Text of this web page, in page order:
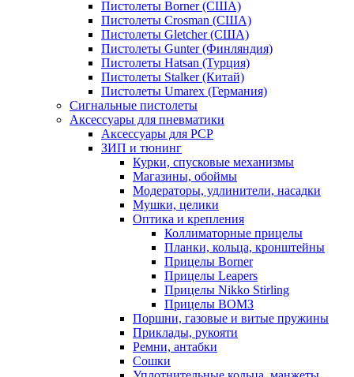
Пистолеты Borner (США)
Пистолеты Crosman (США)
Пистолеты Gletcher (США)
Пистолеты Gunter (Финляндия)
Пистолеты Hatsan (Турция)
Пистолеты Stalker (Китай)
Пистолеты Umarex (Германия)
Сигнальные пистолеты
Аксессуары для пневматики
Аксессуары для PCP
ЗИП и тюнинг
Курки, спусковые механизмы
Магазины, обоймы
Модераторы, удлинители, насадки
Мушки, целики
Оптика и крепления
Коллиматорные прицелы
Планки, кольца, кронштейны
Прицелы Borner
Прицелы Leapers
Прицелы Nikko Stirling
Прицелы ВОМЗ
Поршни, газовые и витые пружины
Приклады, рукояти
Ремни, антабки
Сошки